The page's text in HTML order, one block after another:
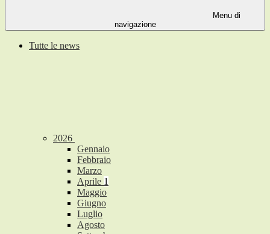
Menu di
navigazione
Tutte le news
2026
Gennaio
Febbraio
Marzo
Aprile 1
Maggio
Giugno
Luglio
Agosto